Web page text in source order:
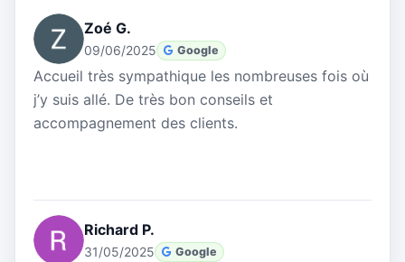
Zoé G.
09/06/2025 Google
Accueil très sympathique les nombreuses fois où
j’y suis allé. De très bon conseils et
accompagnement des clients.
Richard P.
31/05/2025 Google